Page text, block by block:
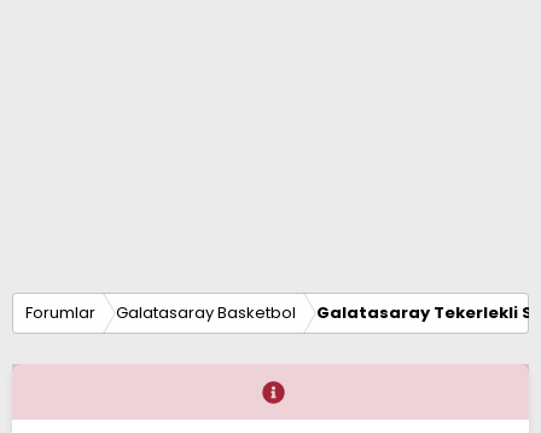
Forumlar Galatasaray Basketbol Galatasaray Tekerlekli